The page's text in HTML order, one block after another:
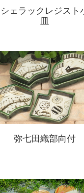
シェラックレジスト
皿
弥七田織部向付